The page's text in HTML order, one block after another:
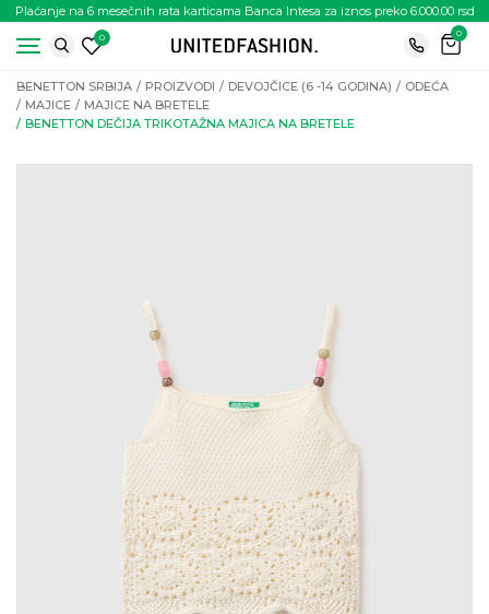
Plaćanje na 6 mesečnih rata karticama Banca Intesa za iznos preko 6.000.00 rsd
0
0
BENETTON SRBIJA PROIZVODI DEVOJČICE (6 -14 GODINA)
ODEĆA
MAJICE
MAJICE NA BRETELE
BENETTON DEČIJA TRIKOTAŽNA MAJICA NA BRETELE